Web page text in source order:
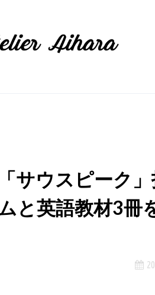
サウスピーク
と英語教材3冊